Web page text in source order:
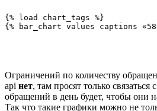
{% load chart_tags %}
Ограничений по количеству
api нет, там просят только
обращений в день будет, чтобы они
Так что такие графики можно не